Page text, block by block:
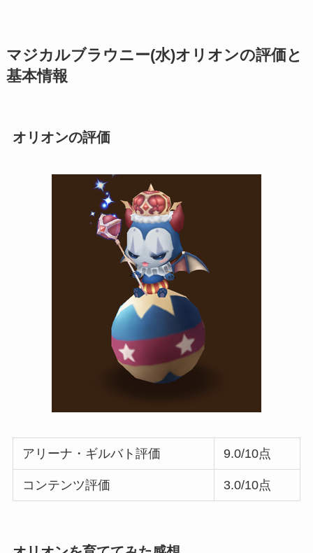
マジカルブラウニー(水)オリオンの評価と
基本情報
オリオンの評価
アリーナ・ギルバト評価 9.0/10点
コンテンツ評価 3.0/10点